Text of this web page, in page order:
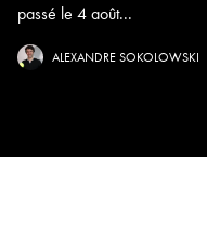
passé le 4 août...
ALEXANDRE SOKOLOWSKI